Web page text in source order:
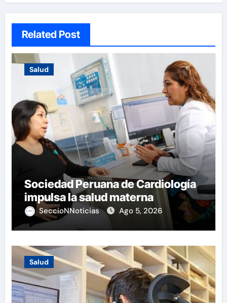
Related Post
Salud
Sociedad Peruana de Cardiología
impulsa la salud materna
SeccioNNoticias Ago 5, 2026
Salud